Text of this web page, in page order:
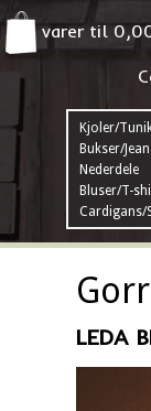
varer til
Kjoler/
Bukser/
Nederdele
Bluser/T-
Cardigans/
LEDA